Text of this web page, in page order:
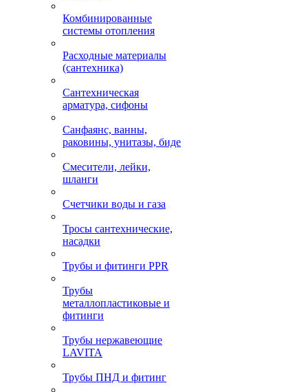
Комбинированные
системы отопления
Расходные материалы
(сантехника)
Сантехническая
арматура, сифоны
Санфаянс, ванны,
раковины, унитазы, биде
Смесители, лейки,
шланги
Счетчики воды и газа
Тросы сантехнические,
насадки
Трубы и фитинги PPR
Трубы
металлопластиковые и
фитинги
Трубы нержавеющие
LAVITA
Трубы ПНД и фитинг